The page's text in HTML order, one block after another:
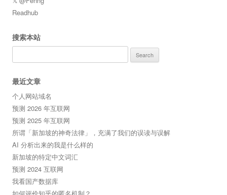
Readhub
搜索本站
for:
最近文章
个人网站域名
预测 2026 年互联网
预测 2025 年互联网
所谓「新加坡的神奇法律」，充满了我们的误读与误解
AI 分析出来的我是什么样的
新加坡的特定中文词汇
预测 2024 互联网
我看国产数据库